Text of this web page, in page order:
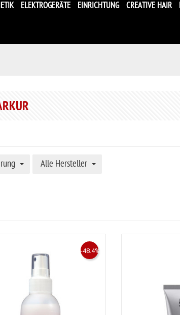
ELEKTROGERÄTE EINRICHTUNG CREATIVE HAIR
Alle Hersteller
-48.4%